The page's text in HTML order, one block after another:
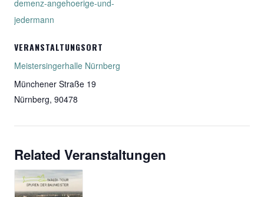
demenz-angehoerige-und-
jedermann
VERANSTALTUNGSORT
Meistersingerhalle Nürnberg
Münchener Straße 19
Nürnberg, 90478
Related Veranstaltungen